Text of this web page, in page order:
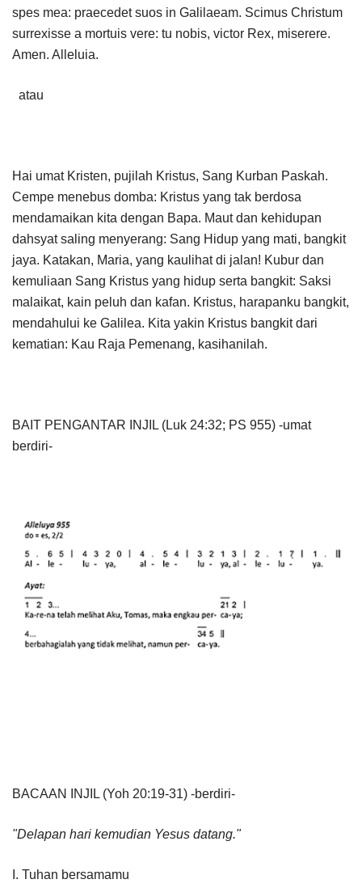
spes mea: praecedet suos in Galilaeam. Scimus Christum
surrexisse a mortuis vere: tu nobis, victor Rex, miserere.
Amen. Alleluia.
atau
Hai umat Kristen, pujilah Kristus, Sang Kurban Paskah.
Cempe menebus domba: Kristus yang tak berdosa
mendamaikan kita dengan Bapa. Maut dan kehidupan
dahsyat saling menyerang: Sang Hidup yang mati, bangkit
jaya. Katakan, Maria, yang kaulihat di jalan! Kubur dan
kemuliaan Sang Kristus yang hidup serta bangkit: Saksi
malaikat, kain peluh dan kafan. Kristus, harapanku bangkit,
mendahului ke Galilea. Kita yakin Kristus bangkit dari
kematian: Kau Raja Pemenang, kasihanilah.
BAIT PENGANTAR INJIL (Luk 24:32; PS 955) -umat
berdiri-
BACAAN INJIL (Yoh 20:19-31) -berdiri-
"Delapan hari kemudian Yesus datang."
I. Tuhan bersamamu